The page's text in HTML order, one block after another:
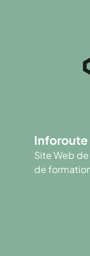
Inforoute
Site Web
de